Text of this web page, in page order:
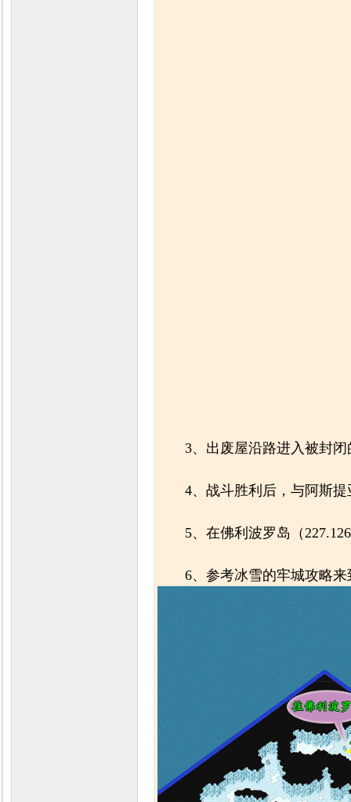
3、出废屋沿路进入被封
4、战斗胜利后，与阿斯
5、在佛利波罗岛（
6、参考冰雪的牢城攻略来